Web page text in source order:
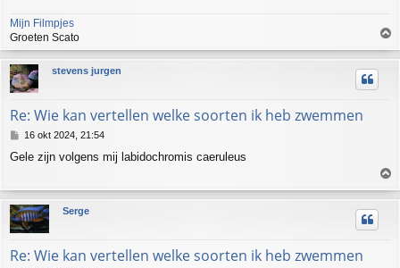
Mijn Filmpjes
Groeten Scato
h
stevens jurgen
Re: Wie kan vertellen welke soorten ik heb zwemmen
B
r
h
t
16 okt 2024, 21:54
Gele zijn volgens mij labidochromis caeruleus
h
Serge
Re: Wie kan vertellen welke soorten ik heb zwemmen